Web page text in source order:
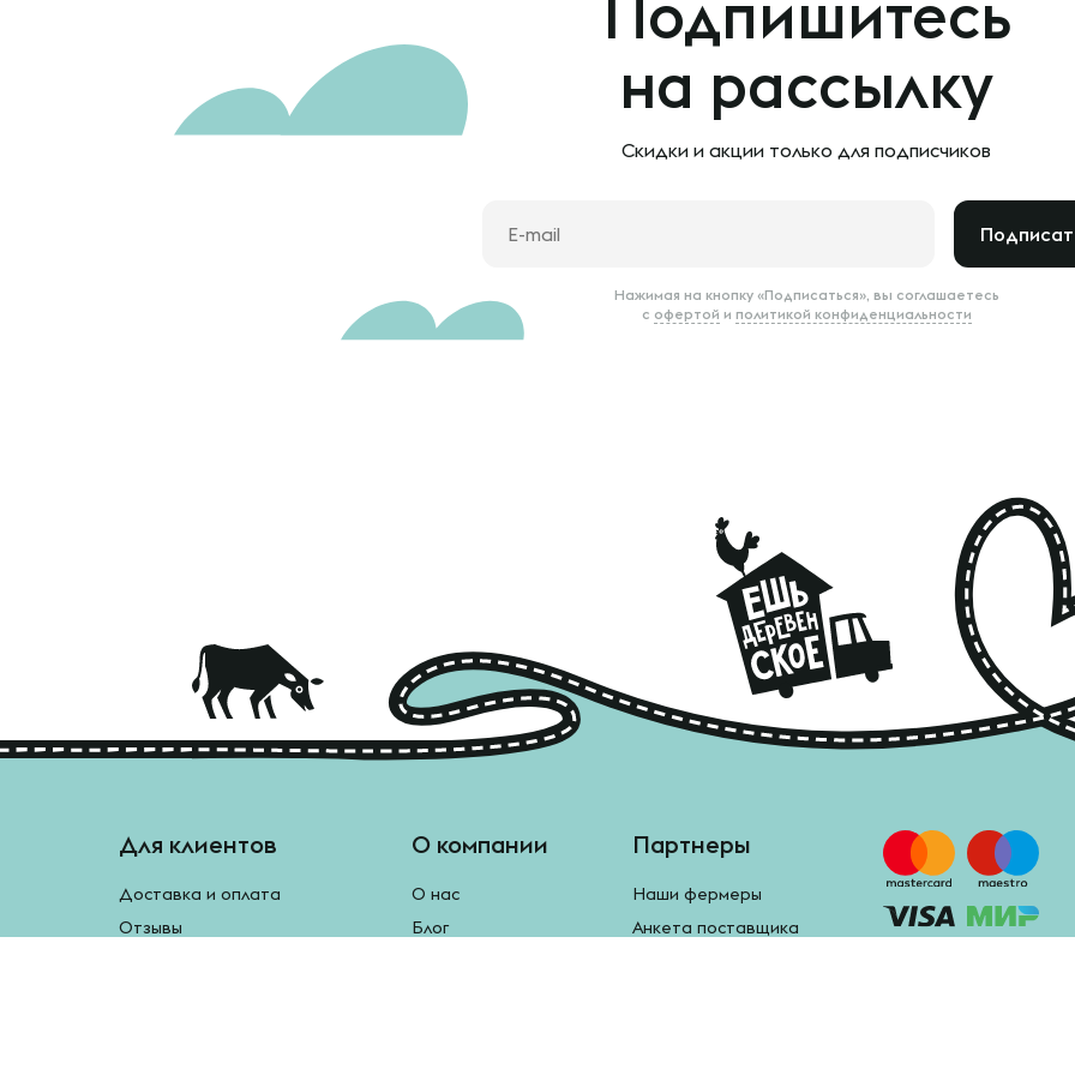
Подпишитесь
на рассылку
Скидки и акции только для подписчиков
Нажимая на кнопку «Подписаться», вы соглашаетесь
с офертой и политикой конфиденциальности
Для клиентов
Доставка и оплата
Отзывы
О компании
О нас
Блог
Партнеры
Наши фермеры
Анкета поставщика